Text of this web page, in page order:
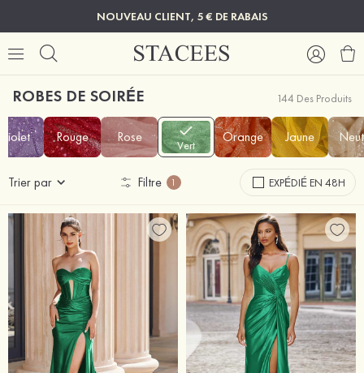
NOUVEAU CLIENT, 5 € DE RABAIS
ROBES DE SOIRÉE 144 Des Produits
Violet Rouge Rose Vert Orange Jaune
Trier par Filtre 1 EXPÉDIÉ EN 48H